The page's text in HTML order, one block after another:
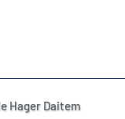
Hager Daitem